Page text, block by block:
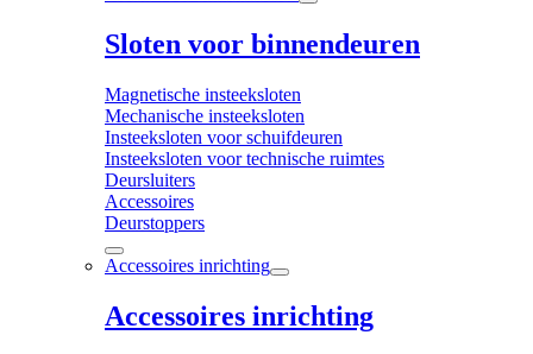
Sloten voor binnendeuren
Magnetische insteeksloten
Mechanische insteeksloten
Insteeksloten voor schuifdeuren
Insteeksloten voor technische ruimtes
Deursluiters
Accessoires
Deurstoppers
Accessoires inrichting
Accessoires inrichting